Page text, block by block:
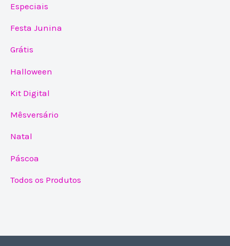
Especiais
Festa Junina
Grátis
Halloween
Kit Digital
Mêsversário
Natal
Páscoa
Todos os Produtos